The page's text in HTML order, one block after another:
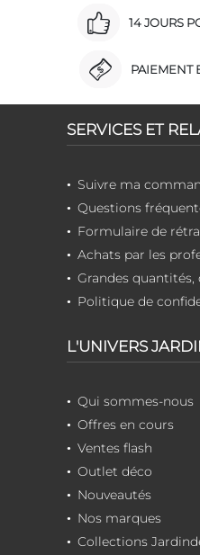
14 JOURS
PAIEMENT
SERVICES ET
Suivre ma
Questions
Formulaire de
Achats par les
Grandes
Politique de
L'UNIVERS
Qui sommes-nous
Offres en cours
Ventes flash
Outlet déco
Nouveautés
Nos marques
Collections